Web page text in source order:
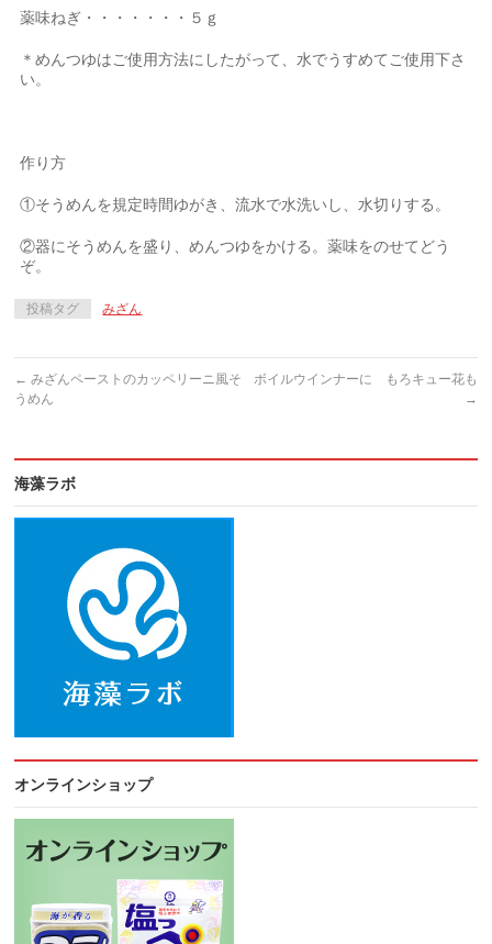
薬味ねぎ・・・・・・・５ｇ
＊めんつゆはご使用方法にしたがって、水でうすめてご使用下さ
い。
作り方
①そうめんを規定時間ゆがき、流水で水洗いし、水切りする。
②器にそうめんを盛り、めんつゆをかける。薬味をのせてどう
ぞ。
投稿タグ みざん
← みざんペーストのカッペリーニ風そ
うめん
ボイルウインナーに もろキュー花も
→
海藻ラボ
オンラインショップ